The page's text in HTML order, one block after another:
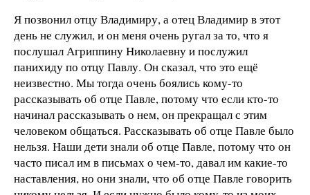
Я позвонил отцу Владимиру, а отец Владимир в этот
день не служил, и он меня очень ругал за то, что я
послушал Агриппину Николаевну и послужил
панихиду по отцу Павлу. Он сказал, что это ещё
неизвестно. Мы тогда очень боялись кому-то
рассказывать об отце Павле, потому что если кто-то
начинал рассказывать о нем, он прекращал с этим
человеком общаться. Рассказывать об отце Павле было
нельзя. Наши дети знали об отце Павле, потому что он
часто писал им в письмах о чем-то, давал им какие-то
наставления, но они знали, что об отце Павле говорить